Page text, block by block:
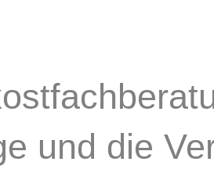
und die